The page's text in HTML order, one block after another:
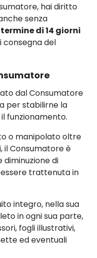
hai diritto
senza
di 14 giorni
consegna del
dal Consumatore
per stabilirne la
funzionamento.
o manipolato oltre
il Consumatore è
diminuzione di
trattenuta in
integro, nella sua
in ogni sua parte,
fogli illustrativi,
ed eventuali